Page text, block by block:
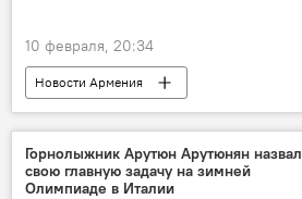
10 февраля, 20:34
Новости Армения
Вице-президент США Джей Ди Вэнс
Горнолыжник Арутюн Арутюнян назвал
свою главную задачу на зимней
Олимпиаде в Италии